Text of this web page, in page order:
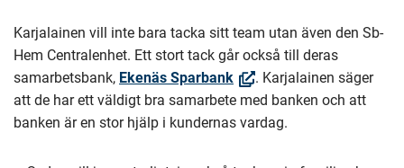
Karjalainen vill inte bara tacka sitt team utan även den Sb-
Hem Centralenhet. Ett stort tack går också till deras
samarbetsbank, Ekenäs Sparbank(Öppnas
i
nytt
. Karjalainen säger
att de har ett väldigt bra samarbete med banken och att
banken är en stor hjälp i kundernas vardag.